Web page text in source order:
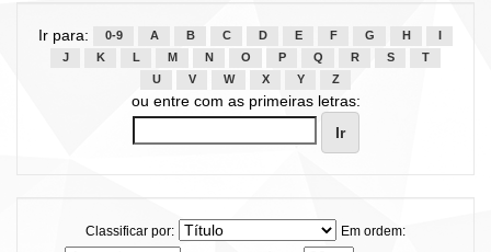
Ir para: 0-9 A B C D E F G H
J
K L M N O P Q R S
T
U
V W X Y Z
ou entre com as primeiras letras:
Classificar por:
Em ordem: